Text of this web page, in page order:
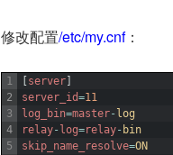
修改配置/etc/my.cnf：
1
2
3
4
5
server
server_id=11
log_bin=master- log
relay- log=relay- bin
skip_name_resolve=ON